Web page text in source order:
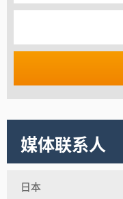
媒体联系人
日本